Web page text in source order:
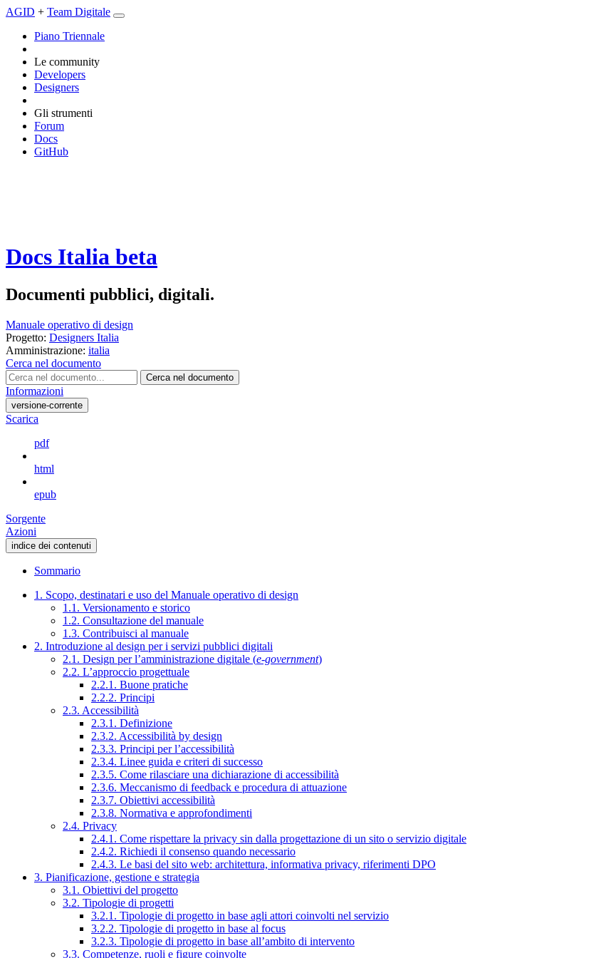
AGID + Team Digitale
Piano Triennale
Le community
Developers
Designers
Gli strumenti
Forum
Docs
GitHub
Docs Italia beta
Documenti pubblici, digitali.
Manuale operativo di design
Progetto: Designers Italia
Amministrazione: italia
Cerca nel documento
Cerca nel documento
Informazioni
versione-corrente
Scarica
pdf
html
epub
Sorgente
Azioni
indice dei contenuti
Sommario
1. Scopo, destinatari e uso del Manuale operativo di design
1.1. Versionamento e storico
1.2. Consultazione del manuale
1.3. Contribuisci al manuale
2. Introduzione al design per i servizi pubblici digitali
2.1. Design per l’amministrazione digitale (e-government)
2.2. L’approccio progettuale
2.2.1. Buone pratiche
2.2.2. Principi
2.3. Accessibilità
2.3.1. Definizione
2.3.2. Accessibilità by design
2.3.3. Principi per l’accessibilità
2.3.4. Linee guida e criteri di successo
2.3.5. Come rilasciare una dichiarazione di accessibilità
2.3.6. Meccanismo di feedback e procedura di attuazione
2.3.7. Obiettivi accessibilità
2.3.8. Normativa e approfondimenti
2.4. Privacy
2.4.1. Come rispettare la privacy sin dalla progettazione di un sito o servizio digitale
2.4.2. Richiedi il consenso quando necessario
2.4.3. Le basi del sito web: architettura, informativa privacy, riferimenti DPO
3. Pianificazione, gestione e strategia
3.1. Obiettivi del progetto
3.2. Tipologie di progetti
3.2.1. Tipologie di progetto in base agli attori coinvolti nel servizio
3.2.2. Tipologie di progetto in base al focus
3.2.3. Tipologie di progetto in base all’ambito di intervento
3.3. Competenze, ruoli e figure coinvolte